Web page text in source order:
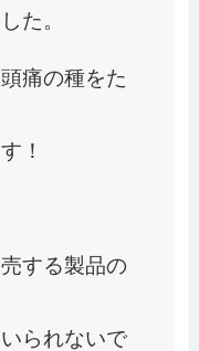
た。
痛の種をた
！
する製品の
られないで